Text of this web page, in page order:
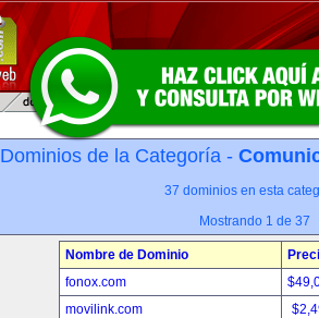
Dominios de la Categoría -
37 dominios en esta
Mostrando 1 de 37
Nombre de Dominio
fonox.com
movilink.com